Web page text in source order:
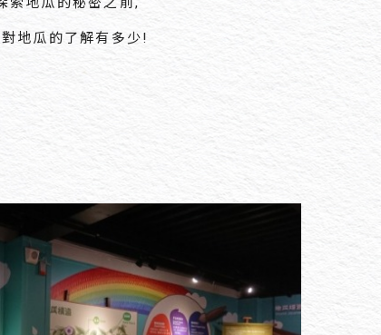
地瓜的了解有多少!